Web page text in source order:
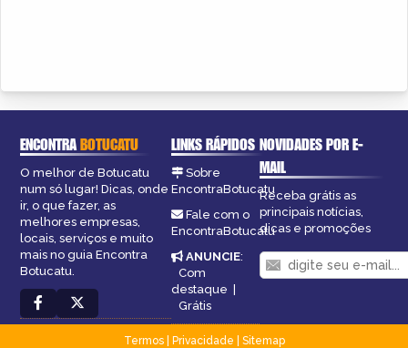
ENCONTRABOTUCATU
O melhor de Botucatu
num só lugar! Dicas, onde
ir, o que fazer, as
melhores empresas,
locais, serviços e muito
mais no guia Encontra
Botucatu.
LINKS RÁPIDOS
Sobre
EncontraBotucatu
Fale com o
EncontraBotucatu
ANUNCIE:
Com
destaque |
Grátis
NOVIDADES POR E-
MAIL
Receba grátis as
principais notícias,
dicas e promoções
Termos| Privacidade
Sitemap